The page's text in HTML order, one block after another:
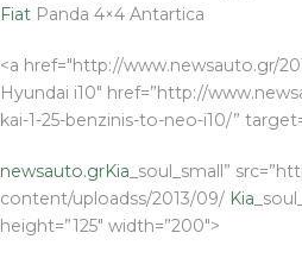
Fiat Panda 4×4 Antartica
<a href="http://www.newsauto.gr/
Hyundai i10″ href=”http://
kai-1-25-benzinis-to-neo-i10/”
newsauto.grKia _soul_small”
content/uploadss/2013/09/ Kia
height=”125″ width=”200″>